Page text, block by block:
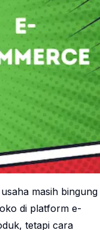
masih bingung
di platform e-
tetapi cara